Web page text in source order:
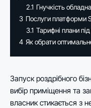
2.1 Гнучкість
3 Послуги платформи
3.1 Тарифні плани
4 Як обрати
Запуск роздрібного
вибір приміщення та
власник стикається з